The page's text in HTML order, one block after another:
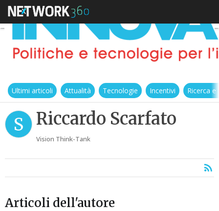
Ultimi articoli Attualità Tecnologie Incentivi Ricerca
S Riccardo Scarfato
Vision Think-Tank
Articoli dell'autore